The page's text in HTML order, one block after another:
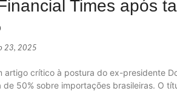
Times após
23, 2025
crítico à postura do ex-presidente
50% sobre importações brasileiras. O